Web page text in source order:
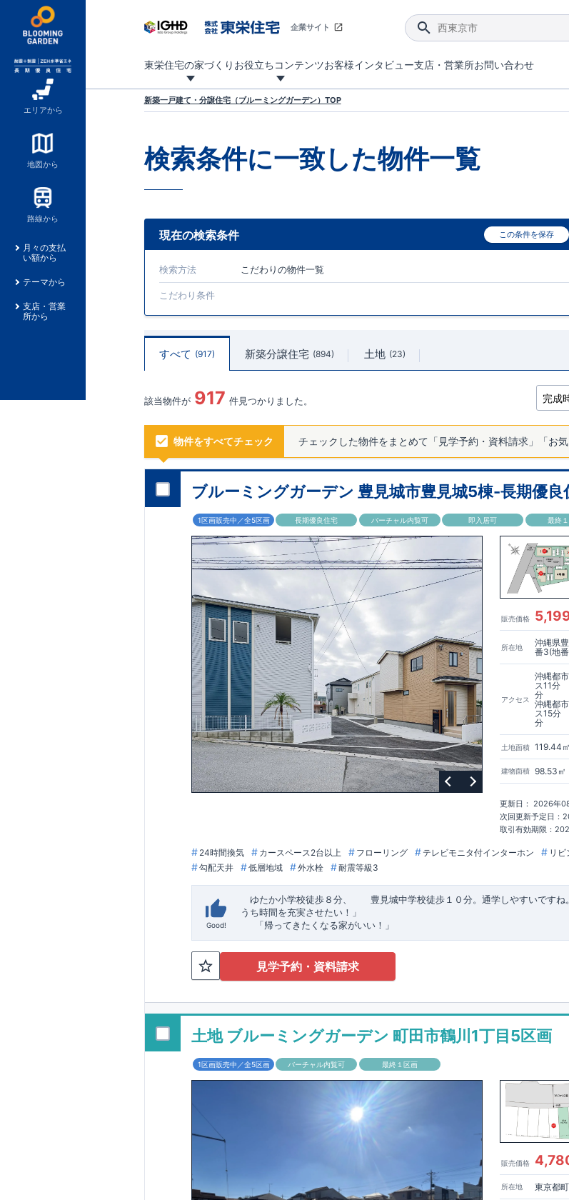
エリアから
地図から
路線から
月々の支払
い額から
テーマから
支店・営業
所から
企業サイト
東栄住宅の家づくり お役立ちコンテンツお客様インタビュー支店・営業所お問い合わせ
新築一戸建て・分譲住宅（ブルーミングガーデン）TOP
検索条件に一致した物件一覧
現在の検索条件 この条件を保存
検索方法 こだわりの物件一覧
こだわり条件
すべて 917 新築分譲住宅 894 土地 23
該当物件が 917 件見つかりました。
物件をすべてチェック チェックした物件をまとめて「見学予約・資料請求」「お気
ブルーミングガーデン 豊見城市豊見城5棟-長期優良
1区画販売中／全5区画 長期優良住宅 バーチャル内覧可 即入居可 最終
販売価格
所在地
沖縄県
番3(地
アクセス
沖縄都
ス11分
分
沖縄都
ス15分
分
土地面積 119.44㎡
建物面積 98.53㎡
更新日： 2026年
次回更新予定日：
取引有効期限：
24時間換気 カースペース2台以上 フローリング テレビモニタ付インターホン リビ
勾配天井
低層地域 外水栓 耐震等級3
Good!
ゆたか小学校徒歩８分、 豊見城中学校徒歩１０分。通学しやすいです
うち時間を充実させたい！」
「帰ってきたくなる家がいい！」
TEL:098-860-2201（火・水曜日定休日、年末年始休み）
配ボックス・玄関電子キー・浴室換気乾燥機・防犯ガラス
■１階廻りの構造材は防腐・防蟻性を確保するため、構造用集成材にヒノキを
す！
■長期優良住宅もっと詳しく 「いい家を作って、きちんと手入れをして、長
という考え方の下、 国が定めた7つの厳しい技術基準をクリアした物件だけが
長期優良住宅として認定を受けるためには、国が定めた下記
つの技術基準を
があります。東栄住宅は全棟でクリア！①耐震性②劣化対策③維持管理性④
ルギー性⑥居住環境⑦維持保全管理
そのほかの魅力として、住宅ローン金利優遇、固定資産税の減税、中古市場
「設計」と「建
性能を評価されています！図面を第三者機関へ提出します。外部評価委員が建
回の現場検査が行われます。構造の安定、劣化の軽減、維持管理への配
境・エネルギー消費量（断熱等性能）の必須4分野、空気環境で、最高等級取
当社こだわりの空間アイディアを ショート動画で
ご紹介しています。ここをクリック
見学予約・資料請求
土地 ブルーミングガーデン 町田市鶴川1丁目5区画
1区画販売中／全5区画 バーチャル内覧可 最終１区画
販売価格
所在地 東京都